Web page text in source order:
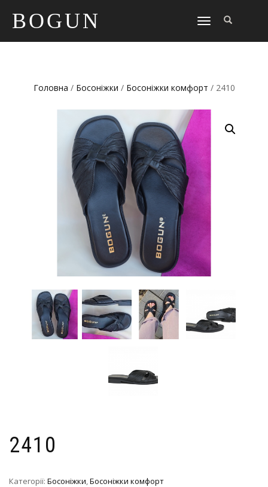
BOGUN
TOGGLE
Головна / Босоніжки / Босоніжки комфорт / 2410
2410
Категорії: Босоніжки,Босоніжки комфорт